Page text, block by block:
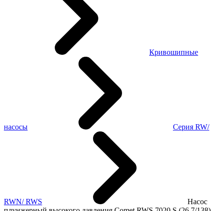
Кривошипные
насосы Серия RW/
RWN/ RWS
Насос